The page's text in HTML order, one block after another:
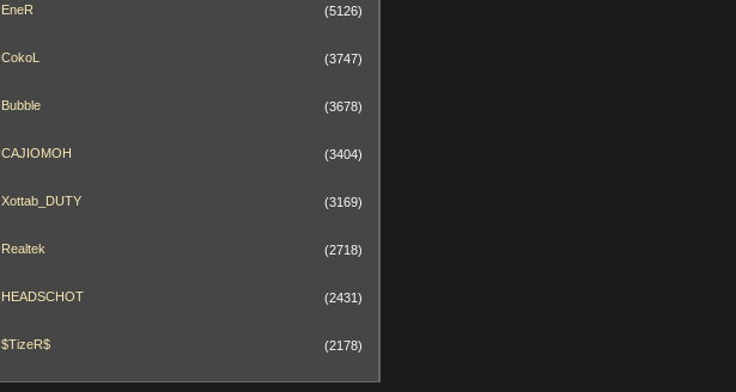
EneR (5126)
CokoL (3747)
Bubble (3678)
CAJIOMOH (3404)
Xottab_DUTY (3169)
Realtek (2718)
HEADSCHOT (2431)
$TizeR$ (2178)